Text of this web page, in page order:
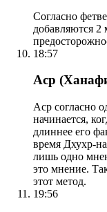
Согласно
добавляются 2
18:57
Аср
Аср согласно
начинается,
длиннее его
время Дхухр-
лишь одно
это мнение.
этот метод.
19:56